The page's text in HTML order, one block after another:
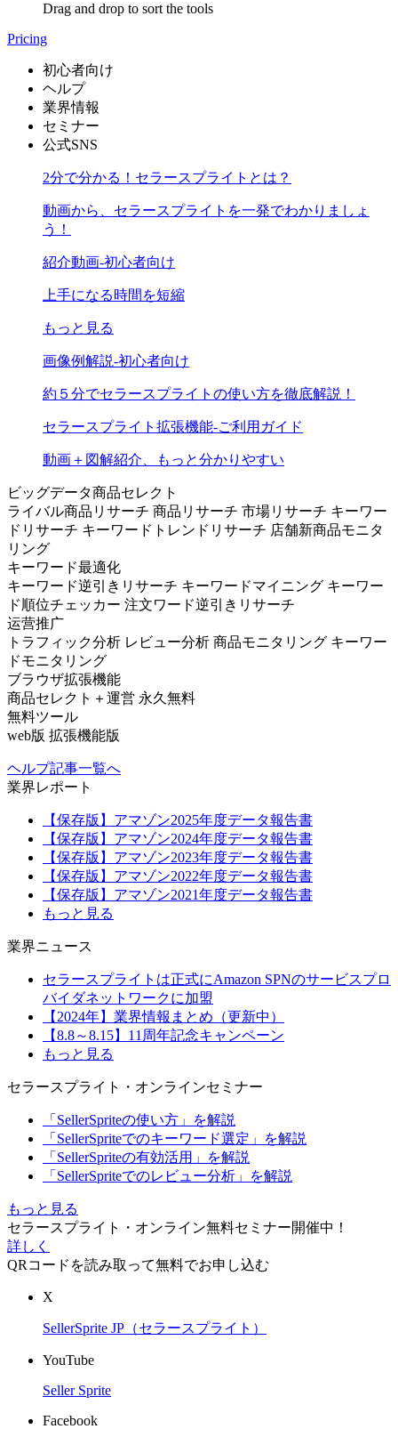
Drag and drop to sort the tools
Pricing
初心者向け
ヘルプ
業界情報
セミナー
公式SNS
2分で分かる！セラースプライトとは？
動画から、セラースプライトを一発でわかりましょ
う！
紹介動画-初心者向け
上手になる時間を短縮
もっと見る
画像例解説-初心者向け
約５分でセラースプライトの使い方を徹底解説！
セラースプライト拡張機能-ご利用ガイド
動画＋図解紹介、もっと分かりやすい
ビッグデータ商品セレクト
ライバル商品リサーチ 商品リサーチ 市場リサーチ キーワー
ドリサーチ キーワードトレンドリサーチ 店舗新商品モニタ
リング
キーワード最適化
キーワード逆引きリサーチ キーワードマイニング キーワー
ド順位チェッカー 注文ワード逆引きリサーチ
运营推广
トラフィック分析 レビュー分析 商品モニタリング キーワー
ドモニタリング
ブラウザ拡張機能
商品セレクト＋運営 永久無料
無料ツール
web版 拡張機能版
ヘルプ記事一覧へ
業界レポート
【保存版】アマゾン2025年度データ報告書
【保存版】アマゾン2024年度データ報告書
【保存版】アマゾン2023年度データ報告書
【保存版】アマゾン2022年度データ報告書
【保存版】アマゾン2021年度データ報告書
もっと見る
業界ニュース
セラースプライトは正式にAmazon SPNのサービスプロ
バイダネットワークに加盟
【2024年】業界情報まとめ（更新中）
【8.8～8.15】11周年記念キャンペーン
もっと見る
セラースプライト・オンラインセミナー
「SellerSpriteの使い方」を解説
「SellerSpriteでのキーワード選定」を解説
「SellerSpriteの有効活用」を解説
「SellerSpriteでのレビュー分析」を解説
もっと見る
セラースプライト・オンライン無料セミナー開催中！
詳しく
QRコードを読み取って無料でお申し込む
X
SellerSprite JP（セラースプライト）
YouTube
Seller Sprite
Facebook